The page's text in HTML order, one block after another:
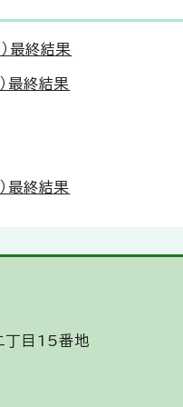
最終結果
最終結果
最終結果
丁目15番地